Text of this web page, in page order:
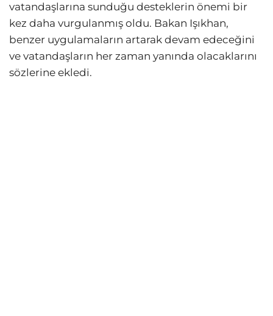
vatandaşlarına sunduğu desteklerin önemi bir
kez daha vurgulanmış oldu. Bakan Işıkhan,
benzer uygulamaların artarak devam edeceğini
ve vatandaşların her zaman yanında olacaklarını
sözlerine ekledi.